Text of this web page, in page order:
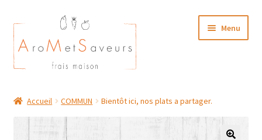
Aller
à
la
navigation
Aller
au
contenu
Menu
Plat du Jour/ Menu Week end
Accueil COMMUN Bientôt ici, nos plats a partager.